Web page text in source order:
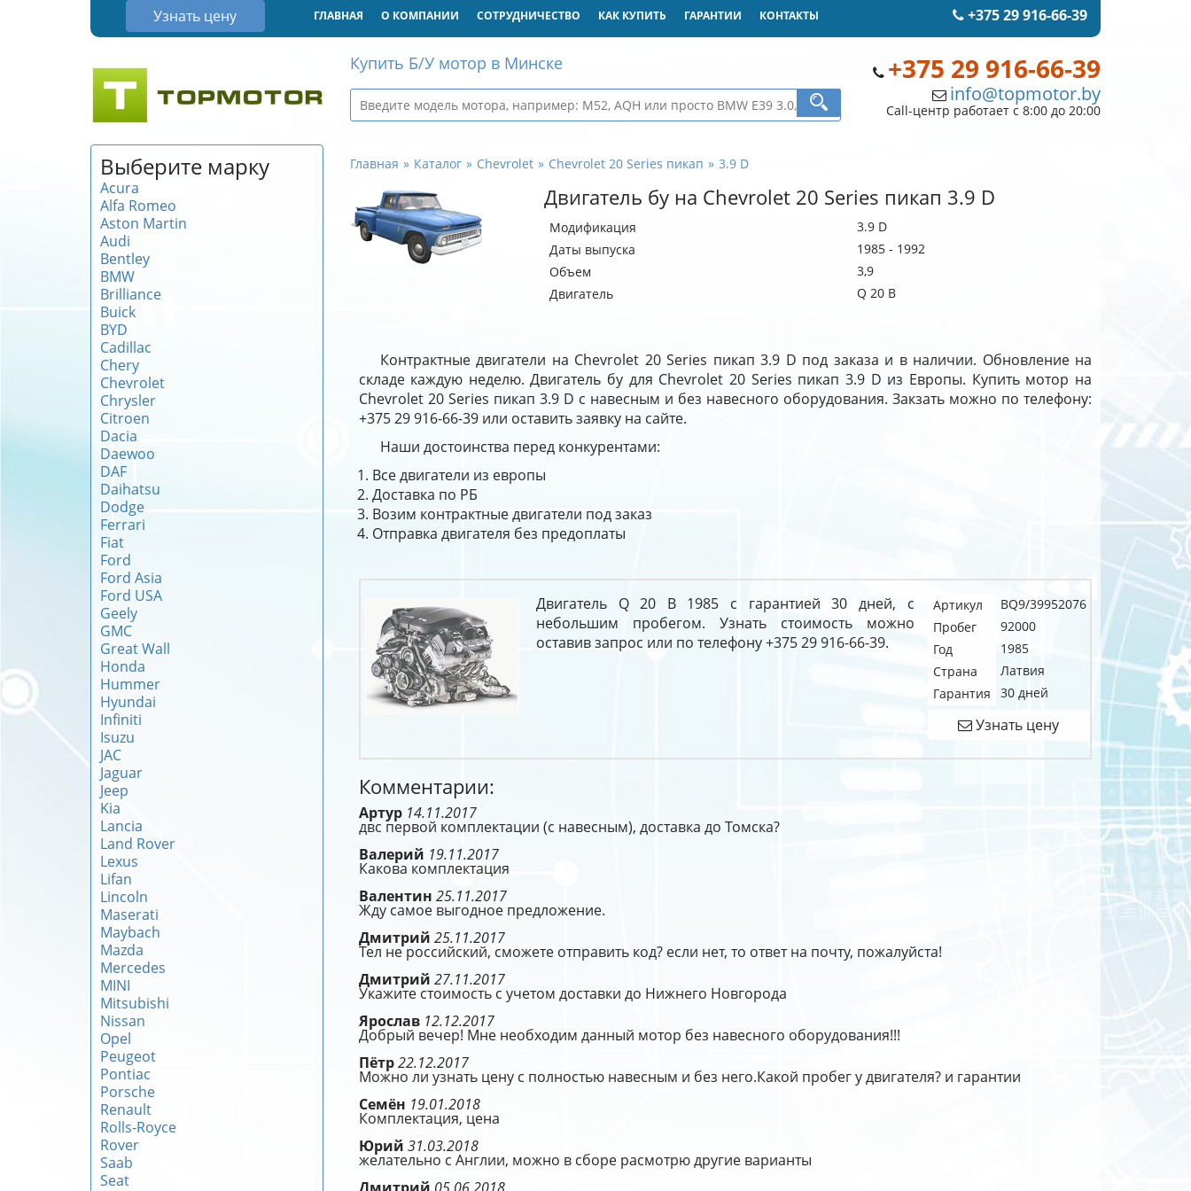
Узнать цену +375 29 916-66-39
ГЛАВНАЯ О КОМПАНИИ СОТРУДНИЧЕСТВО КАК КУПИТЬ ГАРАНТИИ КОНТАКТЫ
+375 29 916-66-39
info@topmotor.by
Call-центр работает с 8:00 до 20:00
Купить Б/У мотор в Минске
Выберите марку
Acura
Alfa Romeo
Aston Martin
Audi
Bentley
BMW
Brilliance
Buick
BYD
Cadillac
Chery
Chevrolet
Chrysler
Citroen
Dacia
Daewoo
DAF
Daihatsu
Dodge
Ferrari
Fiat
Ford
Ford Asia
Ford USA
Geely
GMC
Great Wall
Honda
Hummer
Hyundai
Infiniti
Isuzu
JAC
Jaguar
Jeep
Kia
Lancia
Land Rover
Lexus
Lifan
Lincoln
Maserati
Maybach
Mazda
Mercedes
MINI
Mitsubishi
Nissan
Opel
Peugeot
Pontiac
Porsche
Renault
Rolls-Royce
Rover
Saab
Seat
Главная Каталог Chevrolet Chevrolet 20 Series пикап 3.9 D
Двигатель бу на Chevrolet 20 Series пикап 3.9 D
Модификация
3.9 D
Даты выпуска
1985 - 1992
Объем
3,9
Двигатель
Q 20 B
Контрактные двигатели на Chevrolet 20 Series пикап 3.9 D под заказа и в наличии. Обновление на
складе каждую неделю. Двигатель бу для Chevrolet 20 Series пикап 3.9 D из Европы. Купить мотор на
Chevrolet 20 Series пикап 3.9 D с навесным и без навесного оборудования. Закзать можно по телефону:
+375 29 916-66-39 или оставить заявку на сайте.
Наши достоинства перед конкурентами:
Все двигатели из европы
Доставка по РБ
Возим контрактные двигатели под заказ
Отправка двигателя без предоплаты
Двигатель Q 20 B 1985 с гарантией 30 дней, с
небольшим пробегом. Узнать стоимость можно
оставив запрос или по телефону +375 29 916-66-39.
Артикул
BQ9/39952076
Пробег
92000
Год
1985
Страна
Латвия
Гарантия
30 дней
Узнать цену
Комментарии:
Артур 14.11.2017
двс первой комплектации (с навесным), доставка до Томска?
Валерий 19.11.2017
Какова комплектация
Валентин 25.11.2017
Жду самое выгодное предложение.
Дмитрий 25.11.2017
Тел не российский, сможете отправить код? если нет, то ответ на почту, пожалуйста!
Дмитрий 27.11.2017
Укажите стоимость с учетом доставки до Нижнего Новгорода
Ярослав 12.12.2017
Добрый вечер! Мне необходим данный мотор без навесного оборудования!!!
Пётр22.12.2017
Можно ли узнать цену с полностью навесным и без него.Какой пробег у двигателя? и гарантии
Семён 19.01.2018
Комплектация, цена
Юрий 31.03.2018
желательно с Англии, можно в сборе расмотрю другие варианты